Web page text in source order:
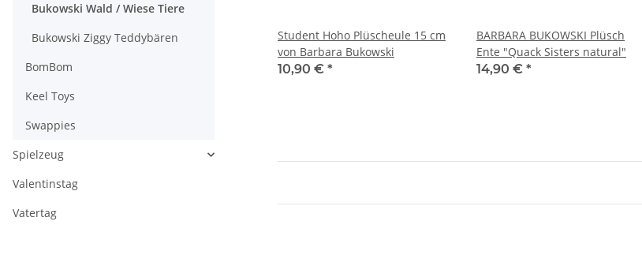
Student Hoho Plüscheule 15 cm
von Barbara Bukowski
10,90 € *
BARBARA BUKOWSKI Plüsch
Ente "Quack Sisters natural"
14,90 € *
Bukowski Wald / Wiese Tiere
Bukowski Ziggy Teddybären
BomBom
Keel Toys
Swappies
Spielzeug
Valentinstag
Vatertag